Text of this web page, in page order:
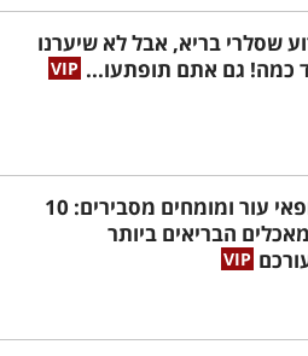
שסלרי בריא, אבל לא שיערנו
כמה! גם אתם תופתעו...
רופאי עור ומומחים מסבירים: 10
הבריאים ביותר